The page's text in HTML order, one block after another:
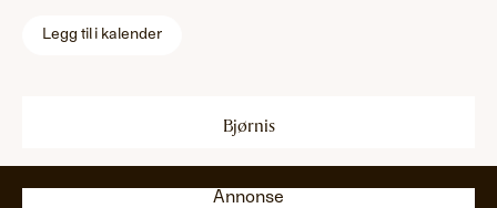
Legg til i kalender
Bjørnis
Annonse